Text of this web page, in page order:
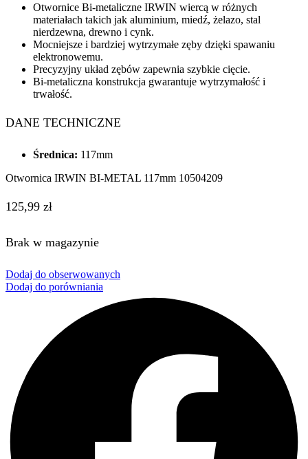
Otwornice Bi-metaliczne IRWIN wiercą w różnych
materiałach takich jak aluminium, miedź, żelazo, stal
nierdzewna, drewno i cynk.
Mocniejsze i bardziej wytrzymałe zęby dzięki spawaniu
elektronowemu.
Precyzyjny układ zębów zapewnia szybkie cięcie.
Bi-metaliczna konstrukcja gwarantuje wytrzymałość i
trwałość.
DANE TECHNICZNE
Średnica: 117mm
Otwornica IRWIN BI-METAL 117mm 10504209
125,99 zł
Brak w magazynie
Dodaj do obserwowanych
Dodaj do porówniania